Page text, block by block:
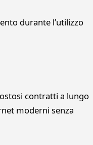
durante l’utilizzo
contratti a lungo
moderni senza